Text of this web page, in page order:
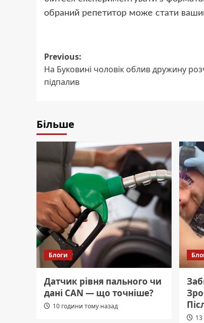
обраний репетитор може стати
Post
navigation
Previous:
На Буковині чоловік облив дружину
підпалив
Більше
Блоги
Датчик рівня пального чи
дані CAN — що точніше?
10 години тому назад